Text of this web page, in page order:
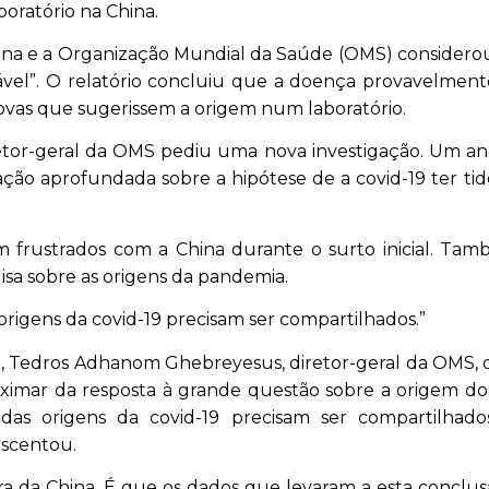
na China.
e a Organização Mundial da Saúde (OMS)
O relatório concluiu que a doença
que sugerissem a origem num laboratório.
geral da OMS pediu uma nova investigação. Um
aprofundada sobre a hipótese de a covid-19 ter
frustrados com a China durante o surto inicial.
sobre as origens da pandemia.
da covid-19 precisam ser compartilhados.”
Adhanom Ghebreyesus, diretor-geral da OMS,
da resposta à grande questão sobre a origem do
origens da covid-19 precisam ser